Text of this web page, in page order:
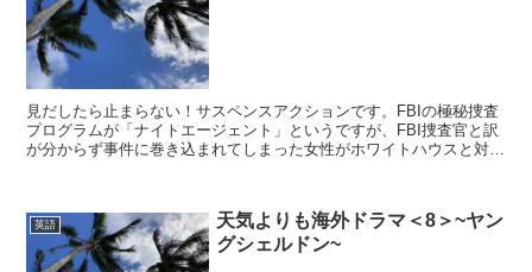
見だしたら止まらない！サスペンスアクションです。FBIの極秘捜査
プログラムが「ナイトエージェント」というですが、FBI捜査官と訳
が分からず事件に巻き込まれてしまった女性がホワイトハウスと対峙
英語
天気よりも海外ドラマ＜8＞~ヤン
グシェルドン~